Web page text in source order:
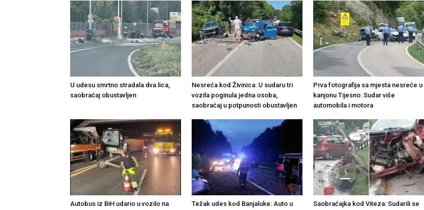
U udesu smrtno stradala dva lica,
saobraćaj obustavljen
Nesreća kod Živinica: U sudaru tri
vozila poginula jedna osoba,
saobraćaj u potpunosti obustavljen
Prva fotografija sa mjesta nesreće u
kanjonu Tijesno: Sudar više
automobila i motora
Autobus iz BiH udario u vozilo na
Težak udes kod Banjaluke: Auto u
Saobraćajka kod Viteza: Sudarili se